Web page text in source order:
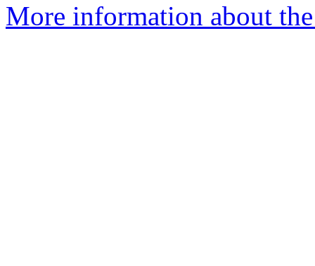
More information about